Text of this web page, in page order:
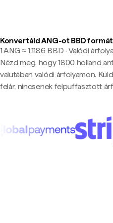
Konvertáld ANG-ot BBD
1 ANG ≈ 1,1186 BBD · Valódi
Nézd meg, hogy 1800 holland
valutában valódi árfolyamon.
felár, nincsenek felpuffasztott